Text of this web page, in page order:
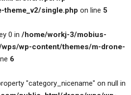
single.php on line 5
0 in /home/workj-3/mobius-
wp-content/themes/m-drone-
6
"category_nicename" on null in